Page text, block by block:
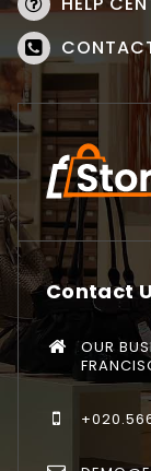
Contact
OUR